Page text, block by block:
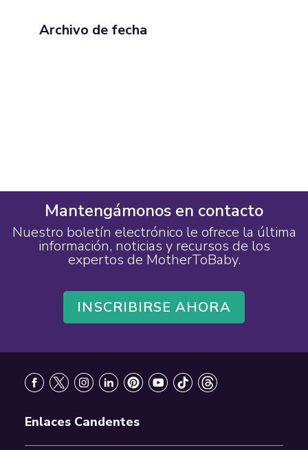
Archivo de fecha
Mantengámonos en contacto
Nuestro boletín electrónico le ofrece la última
información, noticias y recursos de los
expertos de MotherToBaby.
INSCRIBIRSE AHORA
Enlaces Candentes